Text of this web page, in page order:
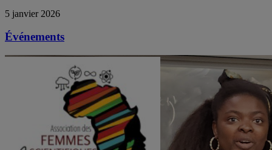
5 janvier 2026
Événements